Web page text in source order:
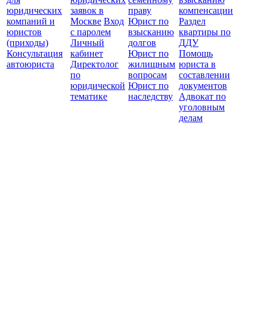
юридических
компаний и
юристов
(приходы)
Консультация
автоюриста
заявок в
Москве Вход
с паролем
Личный
кабинет
Директолог
по
юридической
тематике
праву
Юрист по
взысканию
долгов
Юрист по
жилищным
вопросам
Юрист по
наследству
компенсации
Раздел
квартиры по
ДДУ
Помощь
юриста в
составлении
документов
Адвокат по
уголовным
делам